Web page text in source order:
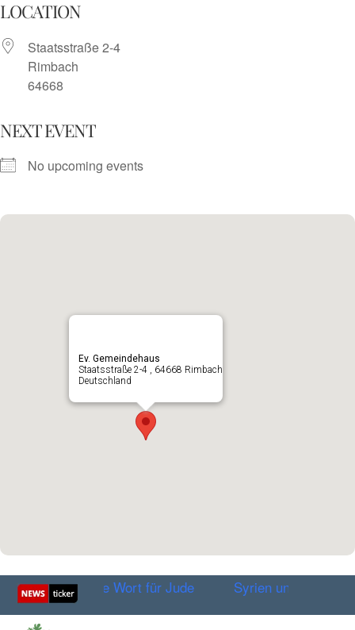
Skip
content
LOCATION
Staatsstraße 2-4
Rimbach
64668
NEXT EVENT
No upcoming events
Ev. Gemeindehaus
Staatsstraße 2-4 , 64668 Rimbach
Deutschland
– Das neue Wort für Jude Syrien und Russland